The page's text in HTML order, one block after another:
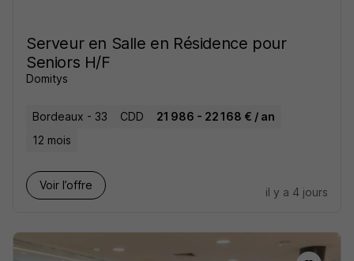
Serveur en Salle en Résidence pour
Seniors H/F
Domitys
Bordeaux - 33 CDD
21 986 - 22 168 € / an
12 mois
Voir l’offre
il y a 4 jours